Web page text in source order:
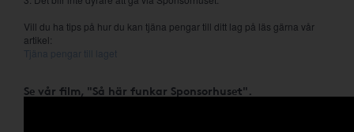
Vill du ha tips på hur du kan tjäna pengar till ditt lag på läs gärna vår
artikel:
Tjäna pengar till laget
Se vår film, "Så här funkar Sponsorhuset".